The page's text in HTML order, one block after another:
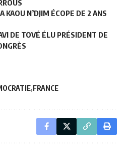
KAOU N’DJIM ÉCOPE DE 2 ANS
DE TOVÉ ÉLU PRÉSIDENT DE
FRANCE